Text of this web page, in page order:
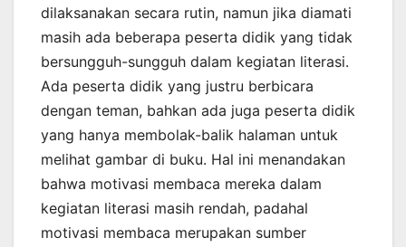
dilaksanakan secara rutin, namun jika diamati
masih ada beberapa peserta didik yang tidak
bersungguh-sungguh dalam kegiatan literasi.
Ada peserta didik yang justru berbicara
dengan teman, bahkan ada juga peserta didik
yang hanya membolak-balik halaman untuk
melihat gambar di buku. Hal ini menandakan
bahwa motivasi membaca mereka dalam
kegiatan literasi masih rendah, padahal
motivasi membaca merupakan sumber